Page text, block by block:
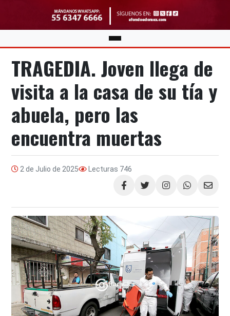
TRAGEDIA. Joven llega de
visita a la casa de su tía y
abuela, pero las
encuentra muertas
2 de Julio de 2025 Lecturas 746
Compartir